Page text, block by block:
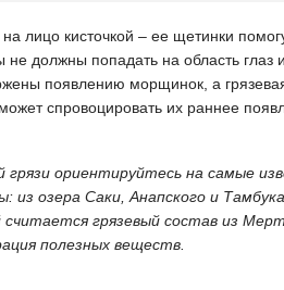
лицо кисточкой – ее щетинки
должны попадать на область глаз и
появлению морщинок, а
спровоцировать их раннее
грязи ориентируйтесь на самые
из озера Саки, Анапского и
грязевый состав из
полезных веществ.